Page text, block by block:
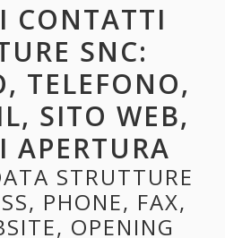
CONTATTI
SNC:
TELEFONO,
SITO WEB,
APERTURA
STRUTTURE
PHONE, FAX,
OPENING